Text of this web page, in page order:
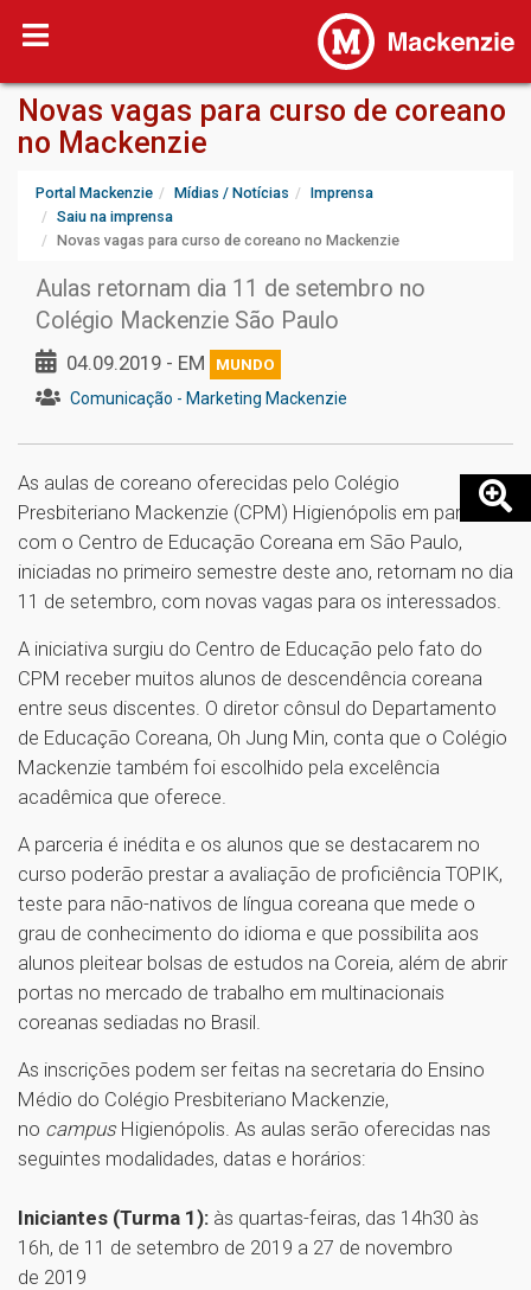
Novas vagas para curso de coreano
no Mackenzie
Portal Mackenzie Mídias / Notícias
Imprensa
Saiu na imprensa
Novas vagas para curso de coreano no Mackenzie
Aulas retornam dia 11 de setembro no
Colégio Mackenzie São Paulo
04.09.2019 - EM MUNDO
Comunicação - Marketing Mackenzie
As aulas de coreano oferecidas pelo Colégio
Presbiteriano Mackenzie (CPM) Higienópolis em parceria
com o Centro de Educação Coreana em São Paulo,
iniciadas no primeiro semestre deste ano, retornam no dia
11 de setembro, com novas vagas para os interessados.
A iniciativa surgiu do Centro de Educação pelo fato do
CPM receber muitos alunos de descendência coreana
entre seus discentes. O diretor cônsul do Departamento
de Educação Coreana, Oh Jung Min, conta que o Colégio
Mackenzie também foi escolhido pela excelência
acadêmica que oferece.
A parceria é inédita e os alunos que se destacarem no
curso poderão prestar a avaliação de proficiência TOPIK,
teste para não-nativos de língua coreana que mede o
grau de conhecimento do idioma e que possibilita aos
alunos pleitear bolsas de estudos na Coreia, além de abrir
portas no mercado de trabalho em multinacionais
coreanas sediadas no Brasil.
As inscrições podem ser feitas na secretaria do Ensino
Médio do Colégio Presbiteriano Mackenzie,
no campus Higienópolis. As aulas serão oferecidas nas
seguintes modalidades, datas e horários:
Iniciantes (Turma 1): às quartas-feiras, das 14h30 às
16h, de 11 de setembro de 2019 a 27 de novembro
de 2019